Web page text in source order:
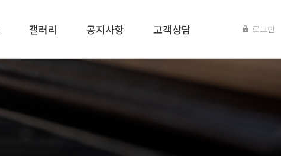
갤러리 공지사항 고객상담 로그인